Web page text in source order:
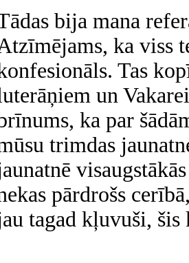
bija mana
ka viss
Tas
un
ka par
trimdas
pārdrošs
tagad kļuvuši,